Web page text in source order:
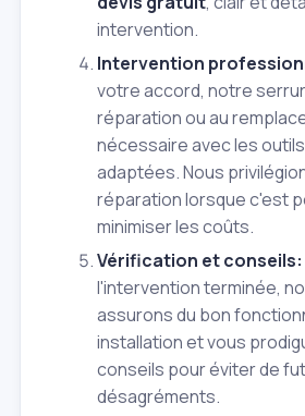
intervention.
Intervention
votre accord, notre
réparation ou au
nécessaire avec les
adaptées. Nous
réparation lorsque c'est
minimiser les coûts.
Vérification et conseils:
l'intervention terminée,
assurons du bon
installation et vous
conseils pour éviter de
désagréments.